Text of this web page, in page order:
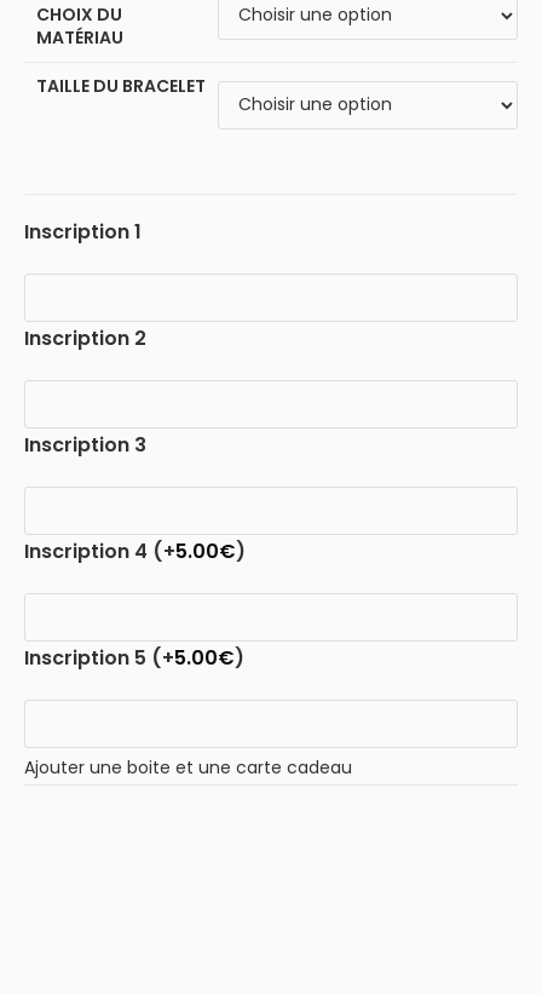
CHOIX DU
MATÉRIAU
TAILLE DU BRACELET
Inscription 1
Inscription 2
Inscription 3
Inscription 4 (+5.00€)
Inscription 5 (+5.00€)
Ajouter une boite et une carte cadeau